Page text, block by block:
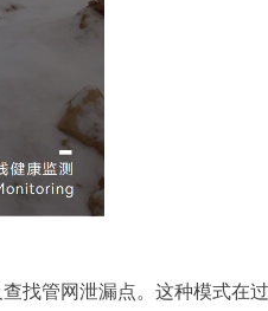
找管网泄漏点。这种模式在